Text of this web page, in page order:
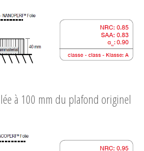
à 100 mm du plafond originel